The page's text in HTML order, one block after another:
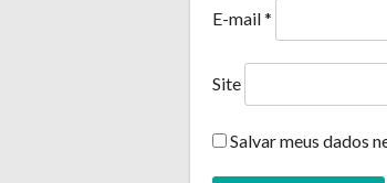
E-mail*
Site
Salvar meus dados